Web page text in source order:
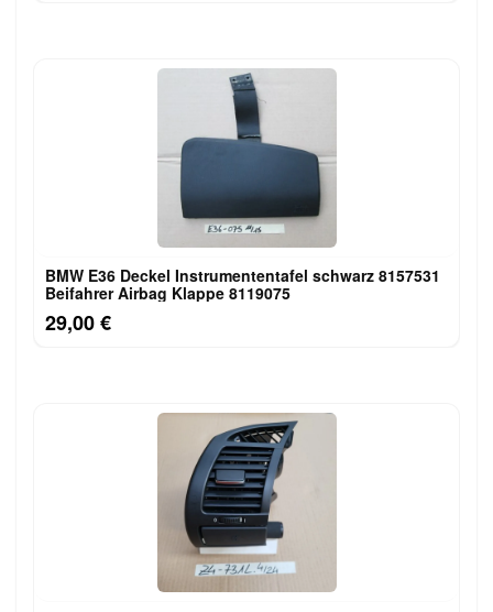
BMW E36 Deckel Instrumententafel schwarz 8157531
Beifahrer Airbag Klappe 8119075
29,00 €